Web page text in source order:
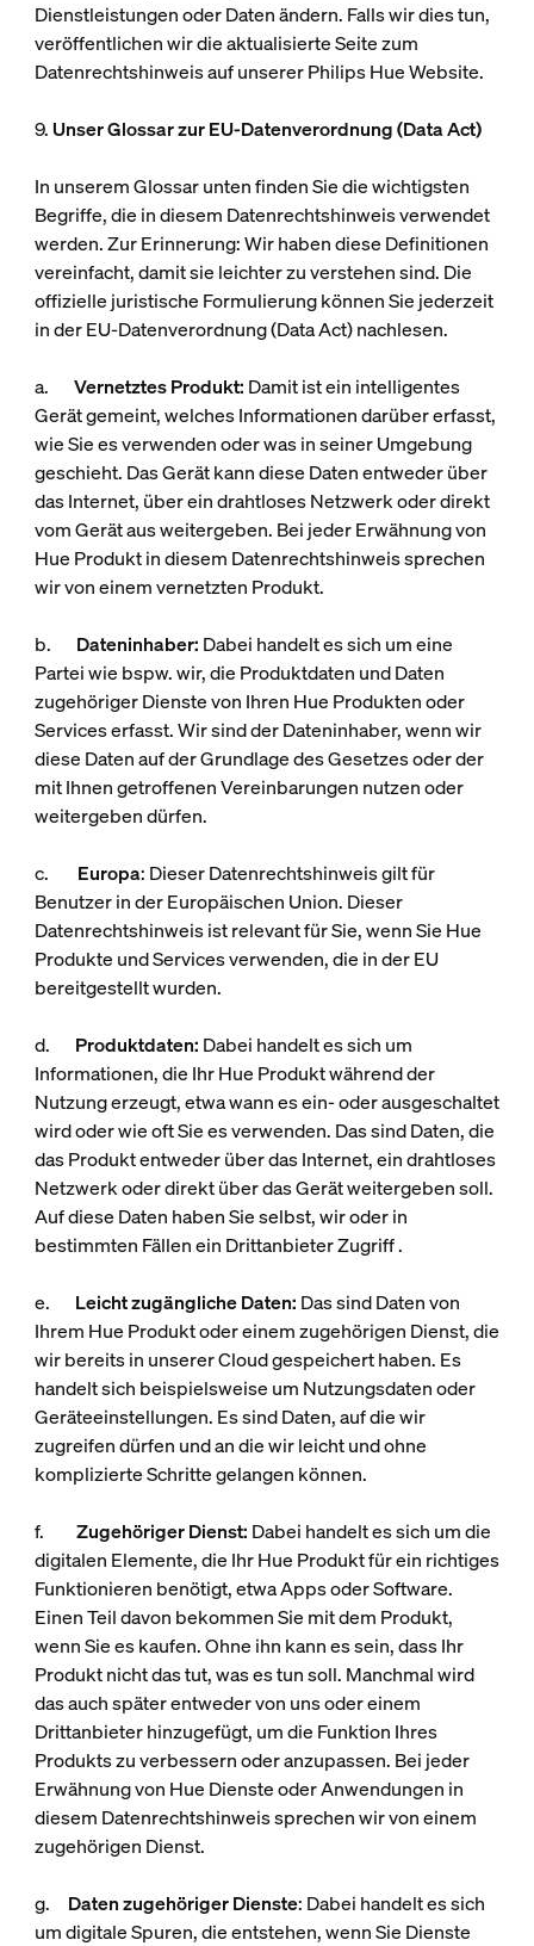
Dienstleistungen oder Daten ändern. Falls wir dies tun,
veröffentlichen wir die aktualisierte Seite zum
Datenrechtshinweis auf unserer Philips Hue Website.
9. Unser Glossar zur EU-Datenverordnung (Data Act)
In unserem Glossar unten finden Sie die wichtigsten
Begriffe, die in diesem Datenrechtshinweis verwendet
werden. Zur Erinnerung: Wir haben diese Definitionen
vereinfacht, damit sie leichter zu verstehen sind. Die
offizielle juristische Formulierung können Sie jederzeit
in der EU-Datenverordnung (Data Act) nachlesen.
a. Vernetztes Produkt: Damit ist ein intelligentes
Gerät gemeint, welches Informationen darüber erfasst,
wie Sie es verwenden oder was in seiner Umgebung
geschieht. Das Gerät kann diese Daten entweder über
das Internet, über ein drahtloses Netzwerk oder direkt
vom Gerät aus weitergeben. Bei jeder Erwähnung von
Hue Produktin diesem Datenrechtshinweis sprechen
wir von einem vernetzten Produkt.
b. Dateninhaber: Dabei handelt es sich um eine
Partei wie bspw. wir, die Produktdaten und Daten
zugehöriger Dienste von Ihren Hue Produkten oder
Services erfasst. Wir sind der Dateninhaber, wenn wir
diese Daten auf der Grundlage des Gesetzes oder der
mit Ihnen getroffenen Vereinbarungen nutzen oder
weitergeben dürfen.
c. Europa: Dieser Datenrechtshinweis gilt für
Benutzer in der Europäischen Union. Dieser
Datenrechtshinweis ist relevant für Sie, wenn Sie Hue
Produkte und Services verwenden, die in der EU
bereitgestellt wurden.
d. Produktdaten: Dabei handelt es sich um
Informationen, die Ihr Hue Produkt während der
Nutzung erzeugt, etwa wann es ein- oder ausgeschaltet
wird oder wie oft Sie es verwenden. Das sind Daten, die
das Produkt entweder über das Internet, ein drahtloses
Netzwerk oder direkt über das Gerät weitergeben soll.
Auf diese Daten haben Sie selbst, wir oder in
bestimmten Fällen ein Drittanbieter Zugriff .
e. Leicht zugängliche Daten: Das sind Daten von
Ihrem Hue Produkt oder einem zugehörigen Dienst, die
wir bereits in unserer Cloud gespeichert haben. Es
handelt sich beispielsweise um Nutzungsdaten oder
Geräteeinstellungen. Es sind Daten, auf die wir
zugreifen dürfen und an die wir leicht und ohne
komplizierte Schritte gelangen können.
f. Zugehöriger Dienst: Dabei handelt es sich um die
digitalen Elemente, die Ihr Hue Produkt für ein richtiges
Funktionieren benötigt, etwa Apps oder Software.
Einen Teil davon bekommen Sie mit dem Produkt,
wenn Sie es kaufen. Ohne ihn kann es sein, dass Ihr
Produkt nicht das tut, was es tun soll. Manchmal wird
das auch später entweder von uns oder einem
Drittanbieter hinzugefügt, um die Funktion Ihres
Produkts zu verbessern oder anzupassen. Bei jeder
Erwähnung von Hue Dienste oder Anwendungen in
diesem Datenrechtshinweis sprechen wir von einem
zugehörigen Dienst.
g. Daten zugehöriger Dienste: Dabei handelt es sich
um digitale Spuren, die entstehen, wenn Sie Dienste